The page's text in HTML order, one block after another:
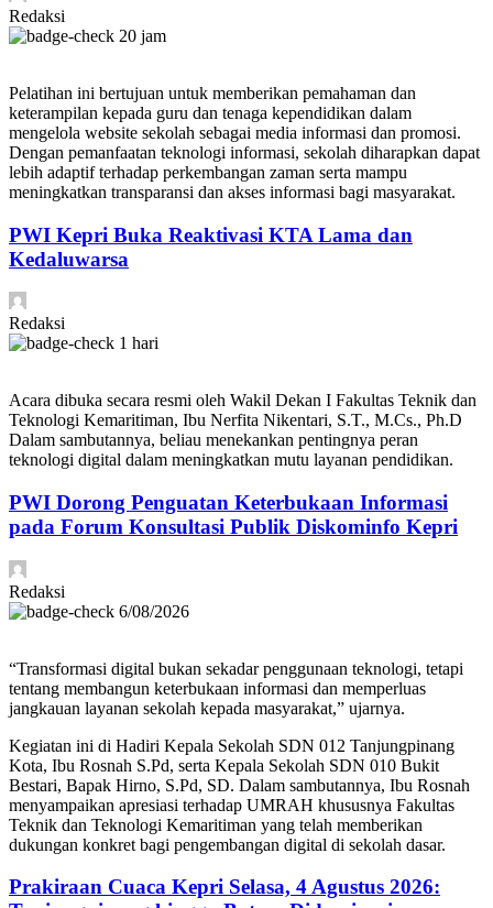
Redaksi
20 jam
Pelatihan ini bertujuan untuk memberikan pemahaman dan
keterampilan kepada guru dan tenaga kependidikan dalam
mengelola website sekolah sebagai media informasi dan promosi.
Dengan pemanfaatan teknologi informasi, sekolah diharapkan dapat
lebih adaptif terhadap perkembangan zaman serta mampu
meningkatkan transparansi dan akses informasi bagi masyarakat.
PWI Kepri Buka Reaktivasi KTA Lama dan
Kedaluwarsa
Redaksi
1 hari
Acara dibuka secara resmi oleh Wakil Dekan I Fakultas Teknik dan
Teknologi Kemaritiman, Ibu Nerfita Nikentari, S.T., M.Cs., Ph.D
Dalam sambutannya, beliau menekankan pentingnya peran
teknologi digital dalam meningkatkan mutu layanan pendidikan.
PWI Dorong Penguatan Keterbukaan Informasi
pada Forum Konsultasi Publik Diskominfo Kepri
Redaksi
6/08/2026
“Transformasi digital bukan sekadar penggunaan teknologi, tetapi
tentang membangun keterbukaan informasi dan memperluas
jangkauan layanan sekolah kepada masyarakat,” ujarnya.
Kegiatan ini di Hadiri Kepala Sekolah SDN 012 Tanjungpinang
Kota, Ibu Rosnah S.Pd, serta Kepala Sekolah SDN 010 Bukit
Bestari, Bapak Hirno, S.Pd, SD. Dalam sambutannya, Ibu Rosnah
menyampaikan apresiasi terhadap UMRAH khususnya Fakultas
Teknik dan Teknologi Kemaritiman yang telah memberikan
dukungan konkret bagi pengembangan digital di sekolah dasar.
Prakiraan Cuaca Kepri Selasa, 4 Agustus 2026: